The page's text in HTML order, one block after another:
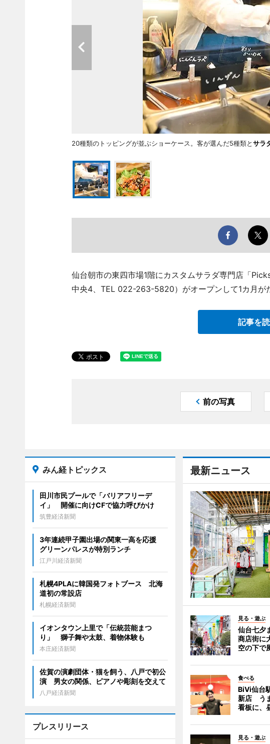
20種類のトッピングが並ぶショーケース。客が選んだ5種類とサラ
仙台朝市の東四市場1階にカスタムサラダ専門店「
中央4、TEL 022-263-5820）がオープンして1カ月が
記事を
前の写真
最新ニュース
見る・遊ぶ
仙台七夕
商店街に
空の下で
食べる
BiVi仙台
新店 う
看板に、
見る・遊ぶ
みん経トピックス
田川市民プールで「バリアフリーデ
イ」 開催に向けCFで協力呼びかけ
筑豊経済新聞
3年連続甲子園出場の関東一高を応援
グリーンパレスが特別ランチ
江戸川経済新聞
札幌4PLAに韓国発フォトブース 北海
道初の常設店
札幌経済新聞
イオンタウン上里で「伝統芸能まつ
り」 獅子舞や太鼓、着物体験も
本庄経済新聞
佐賀の演劇団体・猫を飼う、八戸で初公
演 男女の関係、ピアノや彫刻を交えて
八戸経済新聞
プレスリリース